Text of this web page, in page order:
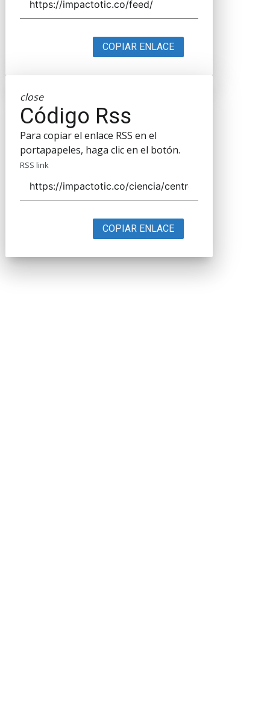
COPIAR ENLACE
close
Código Rss
Para copiar el enlace RSS en el
portapapeles, haga clic en el botón.
RSS link
COPIAR ENLACE